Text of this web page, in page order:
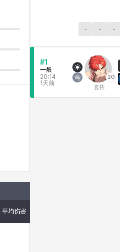
平均伤害
- - -
#1
一般
20:14
1天前
20
玄佑